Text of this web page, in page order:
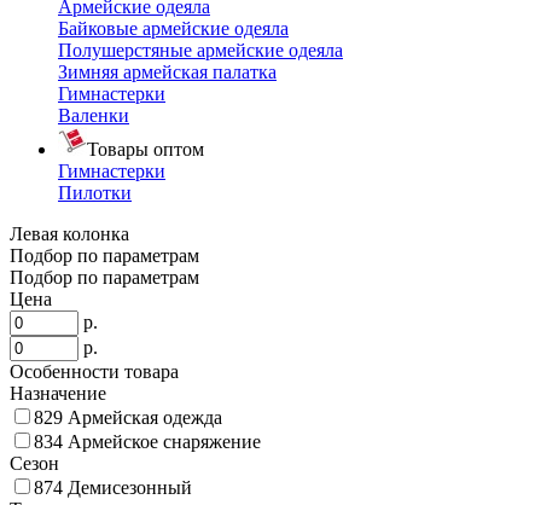
Армейские одеяла
Байковые армейские одеяла
Полушерстяные армейские одеяла
Зимняя армейская палатка
Гимнастерки
Валенки
Товары оптом
Гимнастерки
Пилотки
Левая колонка
Подбор по параметрам
Подбор по параметрам
Цена
р.
р.
Особенности товара
Назначение
829 Армейская одежда
834 Армейское снаряжение
Сезон
874 Демисезонный